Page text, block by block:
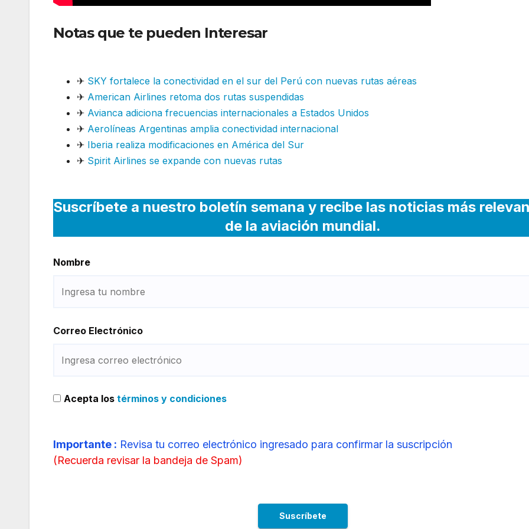
Notas que te pueden Interesar
✈ SKY fortalece la conectividad en el sur del Perú con nuevas rutas aéreas
✈ American Airlines retoma dos rutas suspendidas
✈ Avianca adiciona frecuencias internacionales a Estados Unidos
✈ Aerolíneas Argentinas amplia conectividad internacional
✈ Iberia realiza modificaciones en América del Sur
✈ Spirit Airlines se expande con nuevas rutas
Suscríbete a nuestro boletín semana y recibe las noticias más
de la aviación mundial.
Nombre
Correo Electrónico
Acepta los términos y condiciones
Importante : Revisa tu correo electrónico ingresado para confirmar la suscripción
(Recuerda revisar la bandeja de Spam)